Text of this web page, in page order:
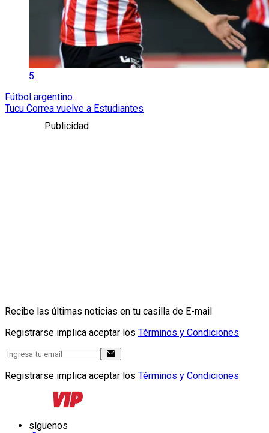
5
Fútbol argentino
Tucu Correa vuelve a Estudiantes
Publicidad
Recibe las últimas noticias en tu casilla de E-mail
Registrarse implica aceptar los Términos y Condiciones
Registrarse implica aceptar los Términos y Condiciones
síguenos